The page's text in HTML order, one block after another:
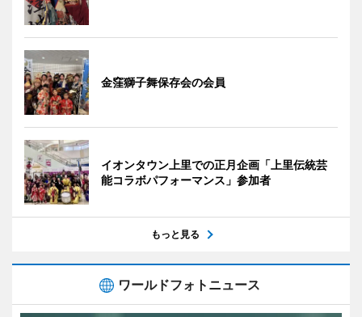
金窪獅子舞保存会の会員
イオンタウン上里での正月企画「上里伝統芸
能コラボパフォーマンス」参加者
もっと見る
ワールドフォトニュース